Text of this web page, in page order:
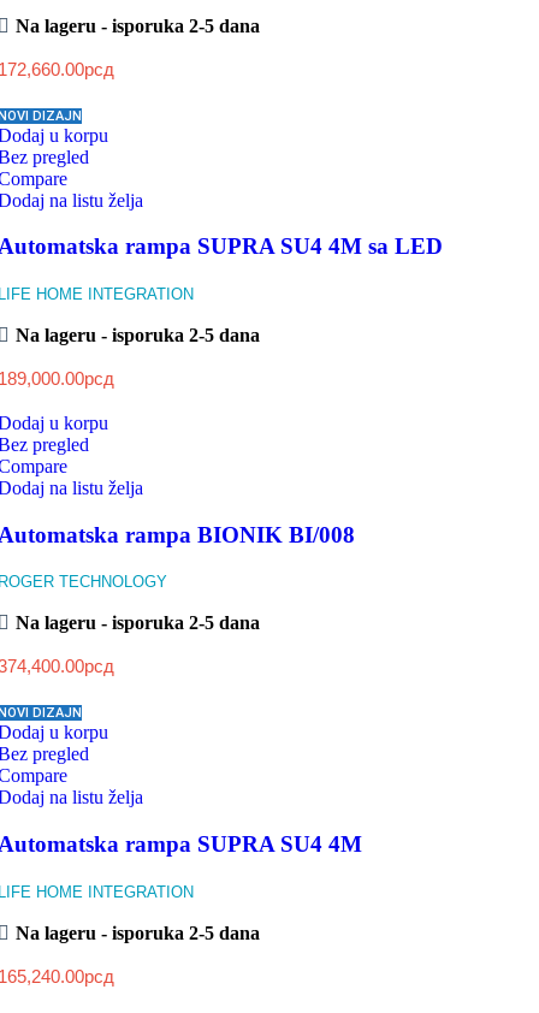
Na lageru - isporuka 2-5 dana
рсд
DIZAJN
u korpu
pregled
na listu želja
rampa SUPRA SU4 4M sa LED
HOME INTEGRATION
Na lageru - isporuka 2-5 dana
рсд
u korpu
pregled
na listu želja
rampa BIONIK BI/008
TECHNOLOGY
Na lageru - isporuka 2-5 dana
рсд
DIZAJN
u korpu
pregled
na listu želja
rampa SUPRA SU4 4M
HOME INTEGRATION
Na lageru - isporuka 2-5 dana
рсд